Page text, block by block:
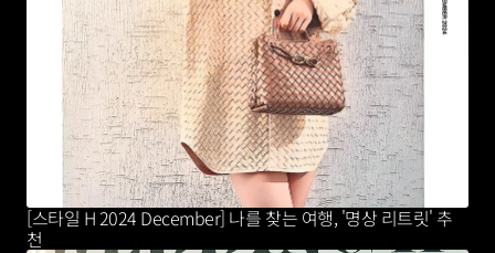
[스타일 H 2024 December] 나를 찾는 여행, '명상 리트릿' 추
천